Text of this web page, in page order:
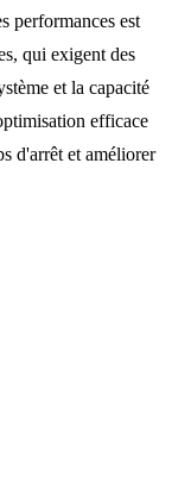
performances est
qui exigent des
et la capacité
efficace
d'arrêt et améliorer